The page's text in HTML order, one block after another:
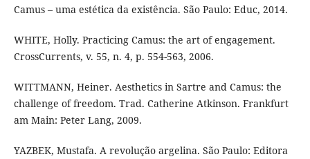
Camus – uma estética da existência. São Paulo: Educ, 2014.
WHITE, Holly. Practicing Camus: the art of engagement.
CrossCurrents, v. 55, n. 4, p. 554-563, 2006.
WITTMANN, Heiner. Aesthetics in Sartre and Camus: the
challenge of freedom. Trad. Catherine Atkinson. Frankfurt
am Main: Peter Lang, 2009.
YAZBEK, Mustafa. A revolução argelina. São Paulo: Editora